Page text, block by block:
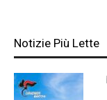
Notizie Più Lette